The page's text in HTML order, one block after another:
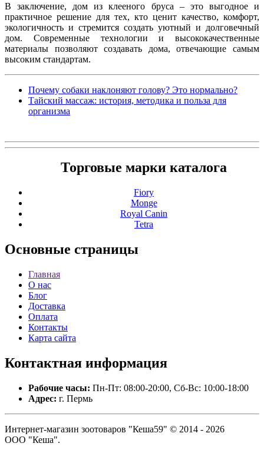
В заключение, дом из клееного бруса – это выгодное и
практичное решение для тех, кто ценит качество, комфорт,
экологичность и стремится создать уютный и долговечный
дом. Современные технологии и высококачественные
материалы позволяют создавать дома, отвечающие самым
высоким стандартам.
Почему собаки наклоняют голову? Это нормально?
Тайский массаж: история, методика и польза для
организма
Торговые марки каталога
Fiory
Monge
Royal Canin
Tetra
Основные страницы
Главная
О нас
Блог
Доставка
Оплата
Контакты
Карта сайта
Контактная информация
Рабочие часы: Пн-Пт: 08:00-20:00, Сб-Вс: 10:00-18:00
Адрес: г. Пермь
Интернет-магазин зоотоваров "Кеша59" © 2014 - 2026
ООО "Кеша".